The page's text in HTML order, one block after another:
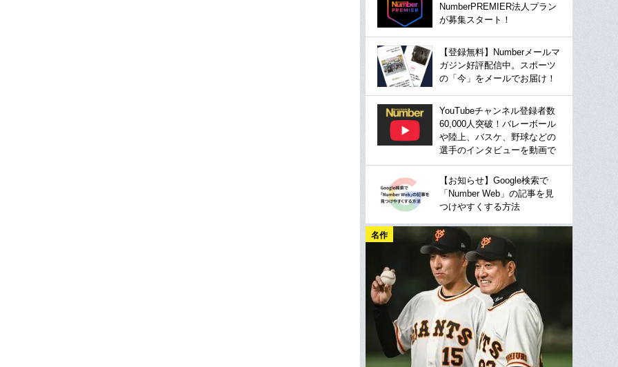
NumberPREMIER法人プラン
が募集スタート！
【登録無料】Numberメールマ
ガジン好評配信中。スポーツ
の「今」をメールでお届け！
YouTubeチャンネル登録者数
60,000人突破！バレーボール
や陸上、バスケ、野球などの
選手のインタビューを動画で
【お知らせ】Google検索で
「Number Web」の記事を見
つけやすくする方法
名作